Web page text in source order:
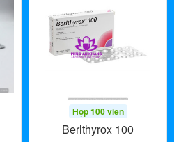
Hộp 100 viên
Berlthyrox 100